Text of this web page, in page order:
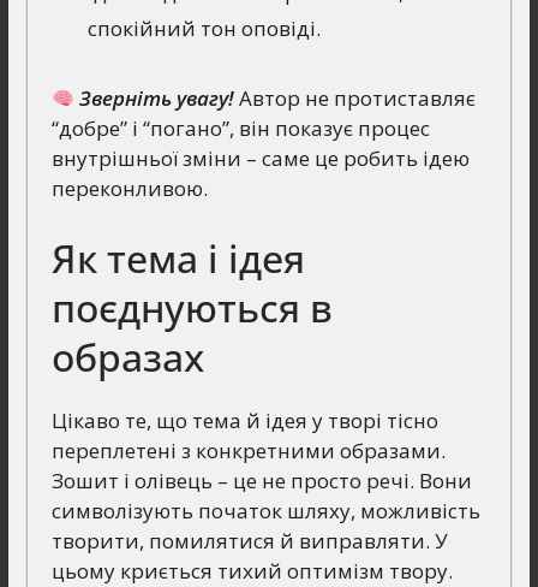
спокійний тон оповіді.
Зверніть увагу!Автор не протиставляє
“добре” і “погано”, він показує процес
внутрішньої зміни – саме це робить ідею
переконливою.
Як тема і ідея
поєднуються в
образах
Цікаво те, що тема й ідея у творі тісно
переплетені з конкретними образами.
Зошит і олівець – це не просто речі. Вони
символізують початок шляху, можливість
творити, помилятися й виправляти. У
цьому криється тихий оптимізм твору.